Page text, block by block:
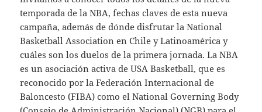
temporada de la NBA, fechas claves de esta nueva
campaña, además de dónde disfrutar la National
Basketball Association en Chile y Latinoamérica y
cuáles son los duelos de la primera jornada. La NBA
es un asociación activa de USA Basketball, que es
reconocido por la Federación Internacional de
Baloncesto (FIBA) como el National Governing Body